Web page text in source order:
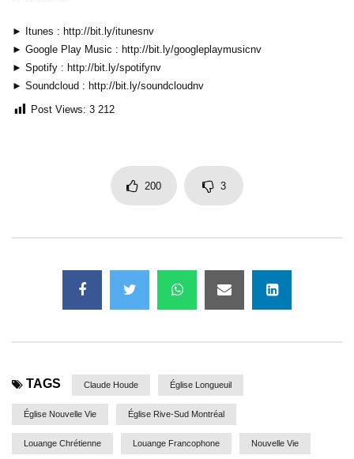
► Itunes : http://bit.ly/itunesnv
► Google Play Music : http://bit.ly/googleplaymusicnv
► Spotify : http://bit.ly/spotifynv
► Soundcloud : http://bit.ly/soundcloudnv
Post Views: 3 212
200 3
TAGS Claude Houde Église Longueuil
Église Nouvelle Vie Église Rive-Sud Montréal
Louange Chrétienne Louange Francophone Nouvelle Vie